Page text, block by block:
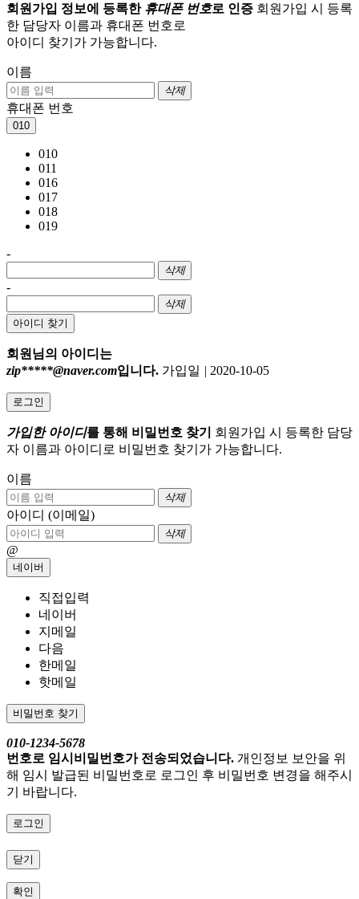
회원가입 정보에 등록한 휴대폰 번호로 인증 회원가입 시 등록
한 담당자 이름과 휴대폰 번호로
아이디 찾기가 가능합니다.
이름
삭제
휴대폰 번호
010
010
011
016
017
018
019
-
삭제
-
삭제
아이디 찾기
회원님의 아이디는
zip*****@naver.com입니다. 가입일 | 2020-10-05
로그인
가입한 아이디를 통해 비밀번호 찾기
회원가입 시 등록한 담당
자 이름과 아이디로 비밀번호 찾기가 가능합니다.
이름
삭제
아이디 (이메일)
삭제
@
네이버
직접입력
네이버
지메일
다음
한메일
핫메일
비밀번호 찾기
010-1234-5678
번호로 임시비밀번호가 전송되었습니다. 개인정보 보안을 위
해 임시 발급된 비밀번호로 로그인 후 비밀번호 변경을 해주시
기 바랍니다.
로그인
닫기
확인